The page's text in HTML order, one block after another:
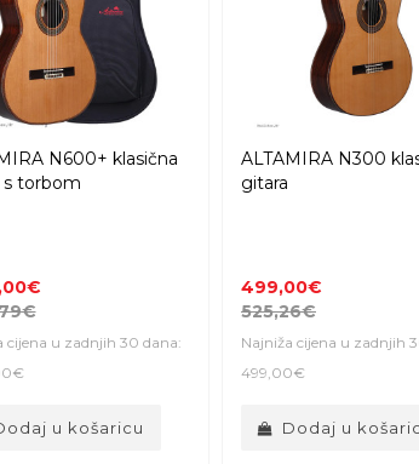
N600+ klasična
s torbom
cijena u zadnjih 30 dana:
u košaricu
ALTAMIRA N300
gitara
499,00€
525,26€
Najniža cijena u zadnjih
499,00€
Dodaj u